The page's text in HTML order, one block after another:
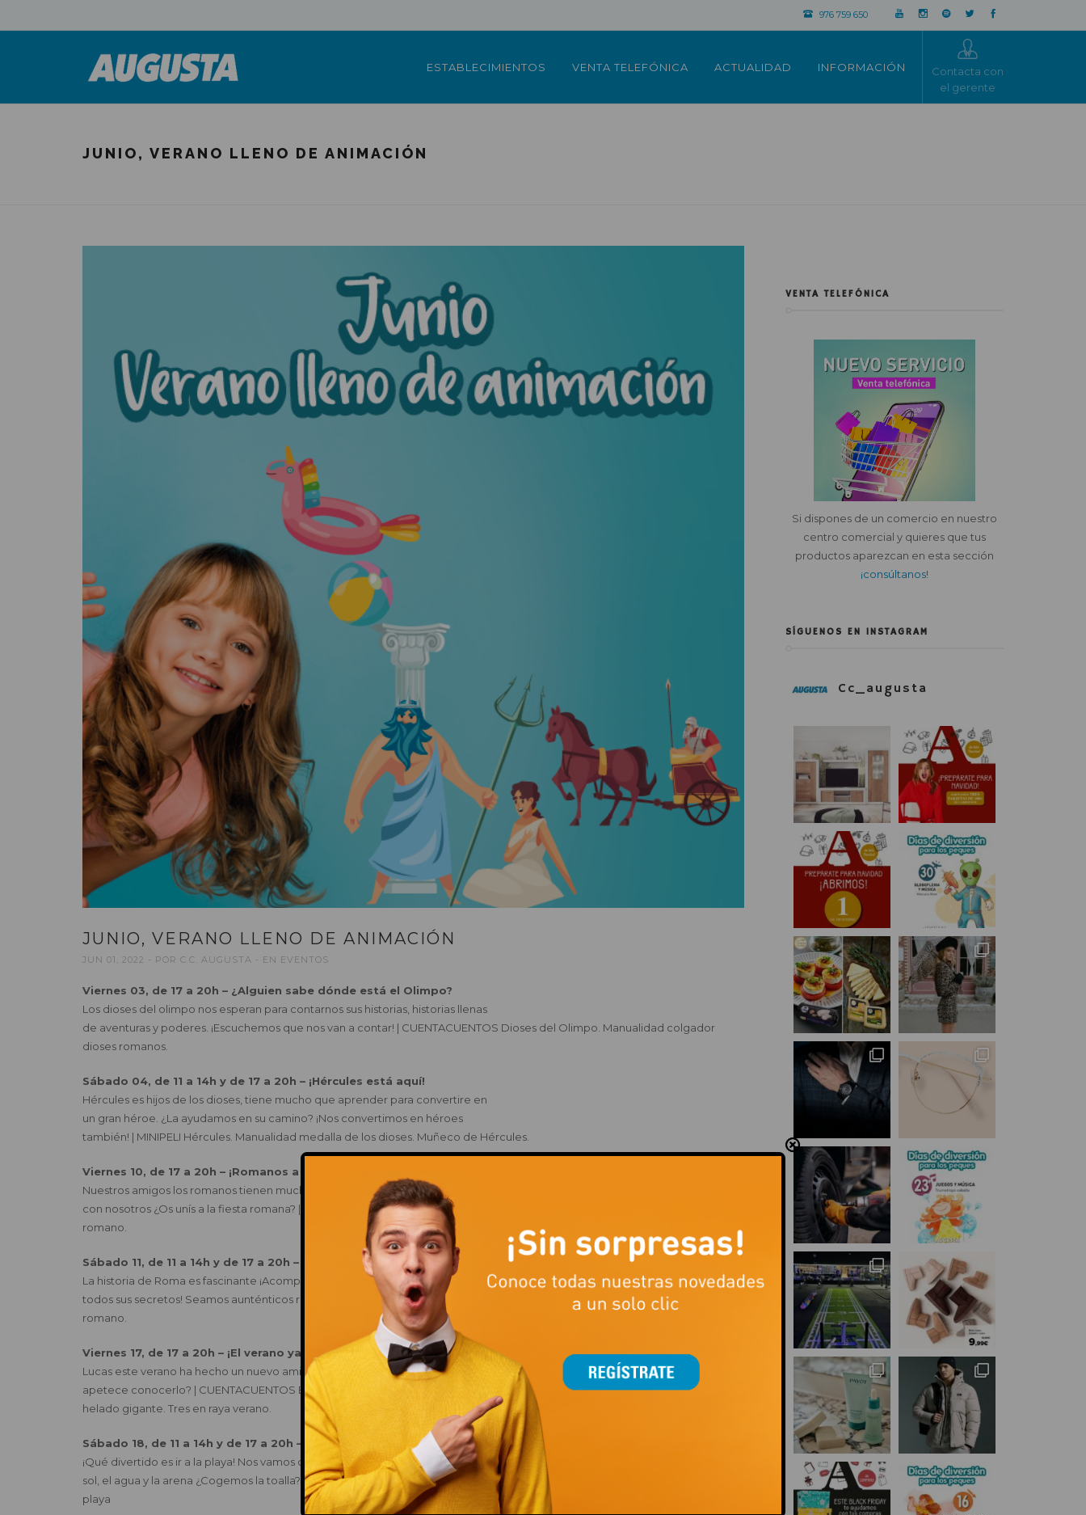
976 759 650
ESTABLECIMIENTOS VENTA TELEFÓNICA ACTUALIDAD INFORMACIÓN
Contacta con
el gerente
JUNIO, VERANO LLENO DE ANIMACIÓN
JUNIO, VERANO LLENO DE ANIMACIÓN
JUN 01, 2022 POR C.C. AUGUSTA EN EVENTOS
Viernes 03, de 17 a 20h – ¿Alguien sabe dónde está el Olimpo?
Los dioses del olimpo nos esperan para contarnos sus historias, historias llenas
de aventuras y poderes. ¡Escuchemos que nos van a contar! | CUENTACUENTOS Dioses del Olimpo. Manualidad colgador
dioses romanos.
Sábado 04, de 11 a 14h y de 17 a 20h – ¡Hércules está aquí!
Hércules es hijos de los dioses, tiene mucho que aprender para convertire en
un gran héroe. ¿La ayudamos en su camino? ¡Nos convertimos en héroes
también! | MINIPELI Hércules. Manualidad medalla de los dioses. Muñeco de Hércules.
Viernes 10, de 17 a 20h – ¡Romanos a los carros!
Nuestros amigos los romanos tienen muchas ganas de jugar, bailar y divertirse
con nosotros ¿Os unís a la fiesta romana? | JUEGOS Y MÚSICA. Los antiguos romanos. Manualidad mosaicos de cartulina. Casco
romano.
Sábado 11, de 11 a 14h y de 17 a 20h – ¡Erase una vez el Imperio romano!
La historia de Roma es fascinante ¡Acompañarnos en en descubrimento de
todos sus secretos! Seamos aunténticos romanos. | MINIPELI Erase uan vez Pax Romana. Manualidad jarrón romano. Escudo
romano.
Viernes 17, de 17 a 20h – ¡El verano ya llegó!
Lucas este verano ha hecho un nuevo amigo, un amigo muy peludito. ¿Os
apetece conocerlo? | CUENTACUENTOS El verano que conocí a mi mejor amigo. Manualidad
helado gigante. Tres en raya verano.
Sábado 18, de 11 a 14h y de 17 a 20h – Un día en la playa con Tatty y sus amigos
¡Qué divertido es ir a la playa! Nos vamos con Tatty y sus amigos a disfrar del
sol, el agua y la arena ¿Cogemos la toalla? | MINIPELI Tatty y sus amigos van a la playa. Manualidad. Cubo de playa. Cangrejo de
playa
VENTA TELEFÓNICA
Si dispones de un comercio en nuestro
centro comercial y quieres que tus
productos aparezcan en esta sección
¡consúltanos!
SÍGUENOS EN INSTAGRAM
Cc_augusta